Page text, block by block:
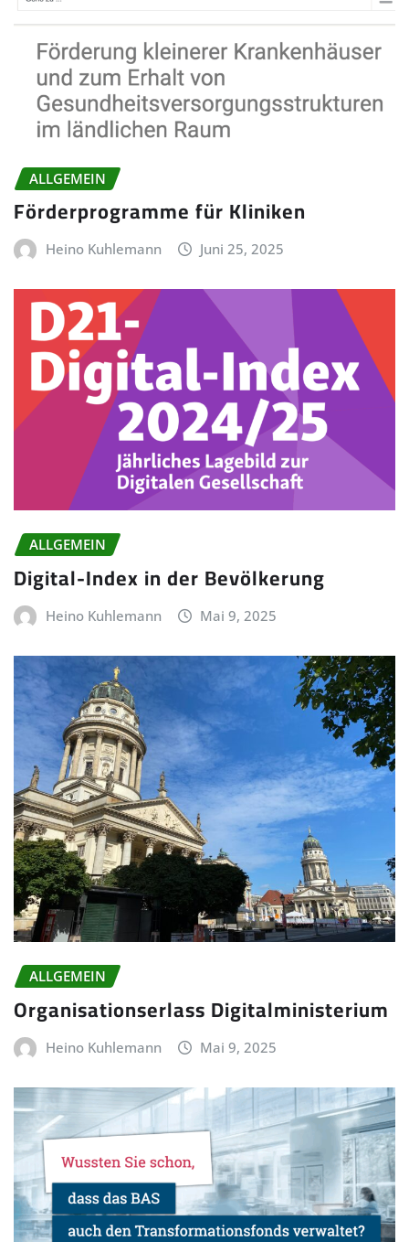
ALLGEMEIN
Förderprogramme für Kliniken
Heino Kuhlemann Juni 25, 2025
ALLGEMEIN
Digital-Index in der Bevölkerung
Heino Kuhlemann Mai 9, 2025
ALLGEMEIN
Organisationserlass Digitalministerium
Heino Kuhlemann Mai 9, 2025